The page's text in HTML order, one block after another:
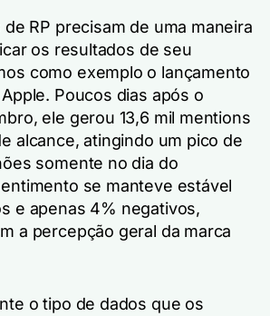
RP precisam de uma maneira
os resultados de seu
como exemplo o lançamento
Poucos dias após o
ele gerou 13,6 mil mentions
alcance, atingindo um pico de
somente no dia do
se manteve estável
e apenas 4% negativos,
a percepção geral da marca
o tipo de dados que os